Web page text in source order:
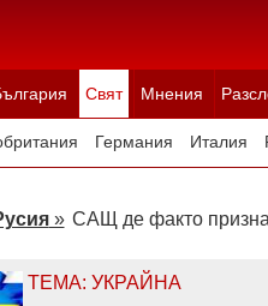
Свят Мнения
Анкети Вицове Куизове
Германия Италия
» САЩ де факто
ТЕМА: УКРАЙНА